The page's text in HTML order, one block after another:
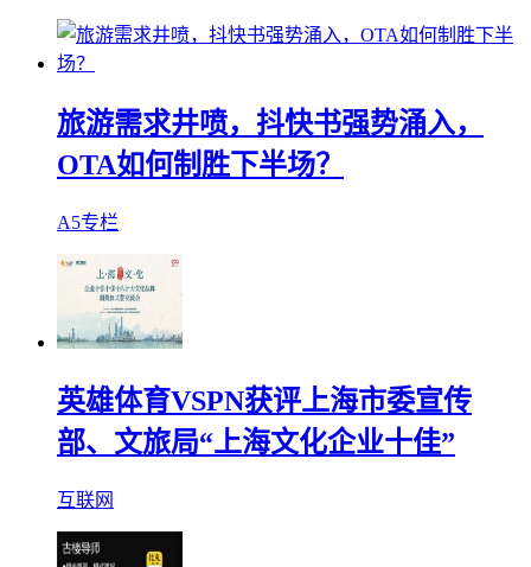
旅游需求井喷，抖快书强势涌入，
OTA如何制胜下半场？
A5专栏
英雄体育VSPN获评上海市委宣传
部、文旅局“上海文化企业十佳”
互联网